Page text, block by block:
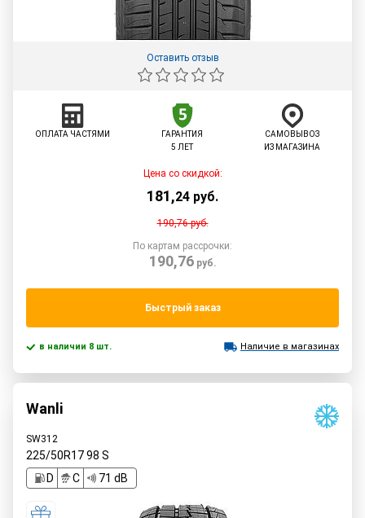
Оставить отзыв
ОПЛАТА ЧАСТЯМИ
ГАРАНТИЯ
5 ЛЕТ
САМОВЫВОЗ
ИЗ МАГАЗИНА
Цена со скидкой:
181,24 руб.
190,76руб.
По картам рассрочки:
190,76руб.
Быстрый заказ
в наличии 8 шт. Наличие в магазинах
Wanli
SW312
225/50R1798 S
D
C 71 dB